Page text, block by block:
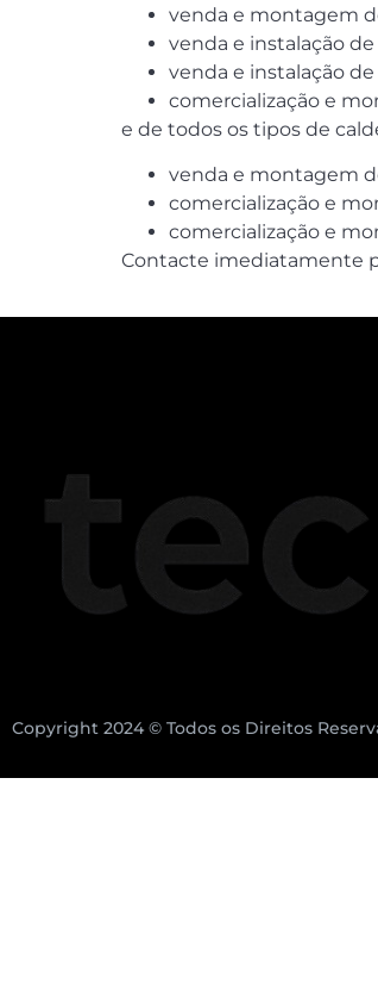
venda e montagem
venda e instalação de
venda e instalação de
comercialização e
e de todos os tipos de
venda e montagem
comercialização e
comercialização e
Contacte imediatamente
Copyright 2024 © Todos os Direitos